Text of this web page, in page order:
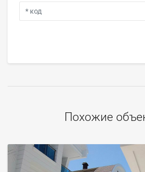
Похожие